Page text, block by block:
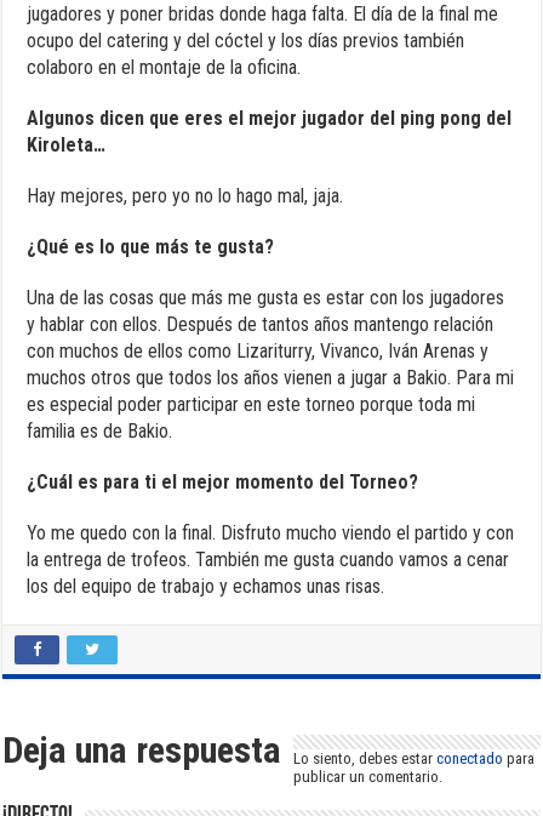
jugadores y poner bridas donde haga falta. El día de la final me
ocupo del catering y del cóctel y los días previos también
colaboro en el montaje de la oficina.
Algunos dicen que eres el mejor jugador del ping pong del
Kiroleta…
Hay mejores, pero yo no lo hago mal, jaja.
¿Qué es lo que más te gusta?
Una de las cosas que más me gusta es estar con los jugadores
y hablar con ellos. Después de tantos años mantengo relación
con muchos de ellos como Lizariturry, Vivanco, Iván Arenas y
muchos otros que todos los años vienen a jugar a Bakio. Para mi
es especial poder participar en este torneo porque toda mi
familia es de Bakio.
¿Cuál es para ti el mejor momento del Torneo?
Yo me quedo con la final. Disfruto mucho viendo el partido y con
la entrega de trofeos. También me gusta cuando vamos a cenar
los del equipo de trabajo y echamos unas risas.
Deja una respuesta Lo siento, debes estarconectado para
publicar un comentario.